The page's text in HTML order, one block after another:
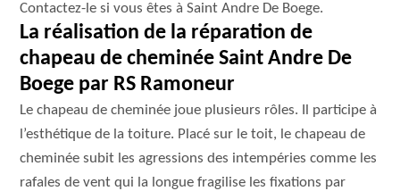
Contactez-le si vous êtes à Saint Andre De Boege.
La réalisation de la réparation de
chapeau de cheminée Saint Andre De
Boege par RS Ramoneur
Le chapeau de cheminée joue plusieurs rôles. Il participe à
l’esthétique de la toiture. Placé sur le toit, le chapeau de
cheminée subit les agressions des intempéries comme les
rafales de vent qui la longue fragilise les fixations par